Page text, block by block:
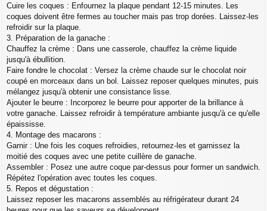
Cuire les coques : Enfournez la plaque pendant 12-15 minutes. Les
coques doivent être fermes au toucher mais pas trop dorées. Laissez-les
refroidir sur la plaque.
3. Préparation de la ganache :
Chauffez la crème : Dans une casserole, chauffez la crème liquide
jusqu'à ébullition.
Faire fondre le chocolat : Versez la crème chaude sur le chocolat noir
coupé en morceaux dans un bol. Laissez reposer quelques minutes, puis
mélangez jusqu'à obtenir une consistance lisse.
Ajouter le beurre : Incorporez le beurre pour apporter de la brillance à
votre ganache. Laissez refroidir à température ambiante jusqu'à ce qu'elle
épaississe.
4. Montage des macarons :
Garnir : Une fois les coques refroidies, retournez-les et garnissez la
moitié des coques avec une petite cuillère de ganache.
Assembler : Posez une autre coque par-dessus pour former un sandwich.
Répétez l'opération avec toutes les coques.
5. Repos et dégustation :
Laissez reposer les macarons assemblés au réfrigérateur durant 24